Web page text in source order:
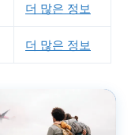
더 많은 정보
더 많은 정보